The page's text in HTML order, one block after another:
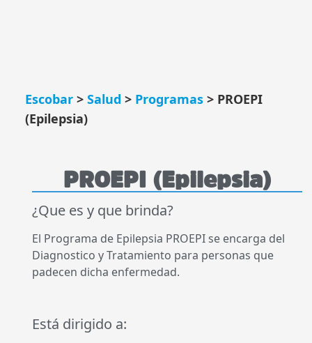
Escobar > Salud > Programas > PROEPI
(Epilepsia)
PROEPI (Epilepsia)
¿Que es y que brinda?
El Programa de Epilepsia PROEPI se encarga del
Diagnostico y Tratamiento para personas que
padecen dicha enfermedad.
Está dirigido a: